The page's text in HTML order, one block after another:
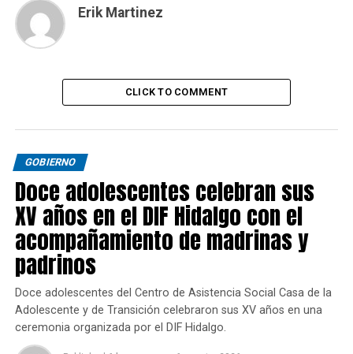
Erik Martinez
CLICK TO COMMENT
GOBIERNO
Doce adolescentes celebran sus
XV años en el DIF Hidalgo con el
acompañamiento de madrinas y
padrinos
Doce adolescentes del Centro de Asistencia Social Casa de la
Adolescente y de Transición celebraron sus XV años en una
ceremonia organizada por el DIF Hidalgo.